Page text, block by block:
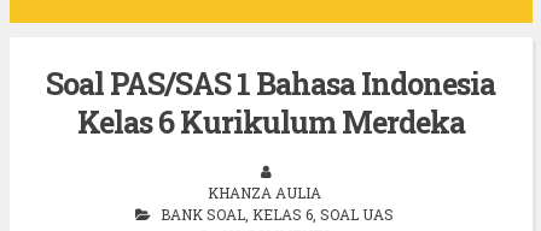
Soal PAS/SAS 1 Bahasa Indonesia
Kelas 6 Kurikulum Merdeka
KHANZA AULIA
BANK SOAL KELAS 6 SOAL UAS